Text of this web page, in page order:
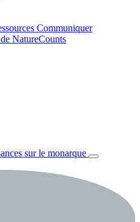
Communiquer
NatureCounts
sur le monarque